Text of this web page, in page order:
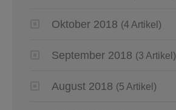
Oktober 2018 (4 Artikel)
September 2018 (3 Artikel)
August 2018 (5 Artikel)